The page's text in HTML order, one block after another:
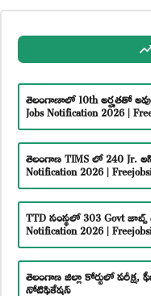
తెలంగాణాలో 10th అర్హతతో
Jobs Notification 2026 |
తెలంగాణ TIMS లో 240 Jr.
Notification 2026 |
TTD సంస్థలో 303 Govt
Notification 2026 |
తెలంగాణ జిల్లా కోర్టులో పరీక్ష,
నోటిఫికేషన్